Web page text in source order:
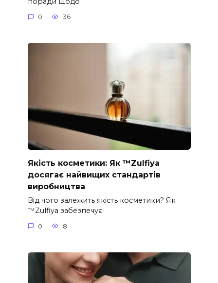
0 36
Якість косметики: Як ™Zulfiya
досягає найвищих стандартів
виробництва
Від чого залежить якість косметики? Як
™Zulfiya забезпечує
0 8